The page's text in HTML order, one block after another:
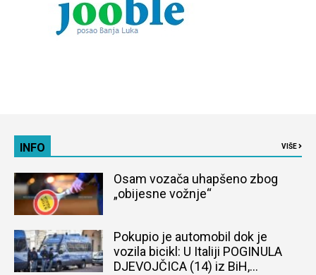
INFO VIŠE
Osam vozača uhapšeno zbog
„obijesne vožnje“
Pokupio je automobil dok je
vozila bicikl: U Italiji POGINULA
DJEVOJČICA (14) iz BiH,